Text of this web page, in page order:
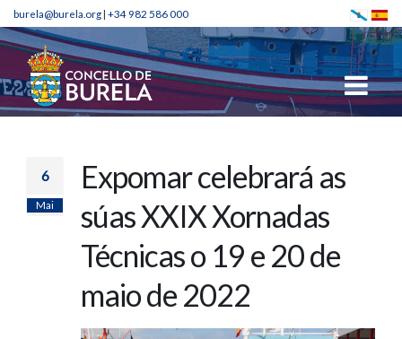
burela@burela.org| +34 982 586 000
6
Mai
Expomar celebrará as
súas XXIX Xornadas
Técnicas o 19 e 20 de
maio de 2022